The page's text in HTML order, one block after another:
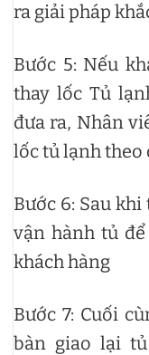
ra giải pháp
Bước 5: Nếu
thay lốc Tủ
đưa ra, Nhân
lốc tủ lạnh
Bước 6: Sau
vận hành tủ
khách hàng
Bước 7: Cuối
bàn giao lại